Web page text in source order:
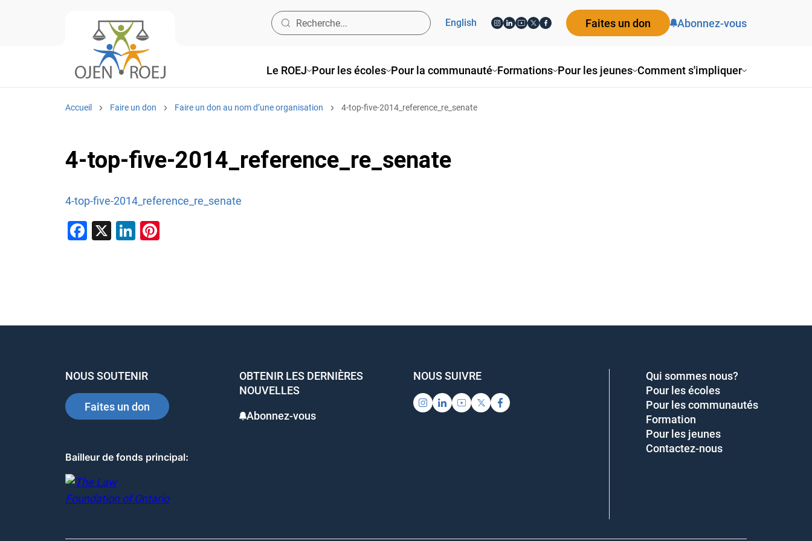
Le ROEJ Pour les écoles Pour la communauté Formations Pour les jeunes Comment s'impliquer
English Faites un don Abonnez-vous
Accueil Faire un don Faire un don au nom d’une organisation 4-top-five-2014_reference_re_senate
4-top-five-2014_reference_re_senate
4-top-five-2014_reference_re_senate
F
o
k
X
Li
n
NOUS SOUTENIR
Faites un don
OBTENIR LES DERNIÈRES
NOUVELLES
Abonnez-vous
NOUS SUIVRE
Bailleur de fonds principal:
Qui sommes nous?
Pour les écoles
Pour les communautés
Formation
Pour les jeunes
Contactez-nous